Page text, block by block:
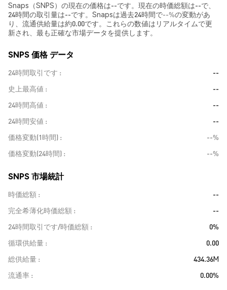
Snaps（SNPS）の現在の価格は--です。現在の時価総額は--で、
24時間の取引量は--です。Snapsは過去24時間で--%の変動があ
り、流通供給量は約0.00です。これらの数値はリアルタイムで更
新され、最も正確な市場データを提供します。
SNPS 価格 データ
24時間取引です
--
史上最高値
--
24時間高値
--
24時間安値
--
価格変動(1時間)
--%
価格変動(24時間)
--%
SNPS 市場統計
時価総額
--
完全希薄化時価総額
--
24時間取引です/時価総額
0%
循環供給量
0.00
総供給量
434.36M
流通率
0.00%